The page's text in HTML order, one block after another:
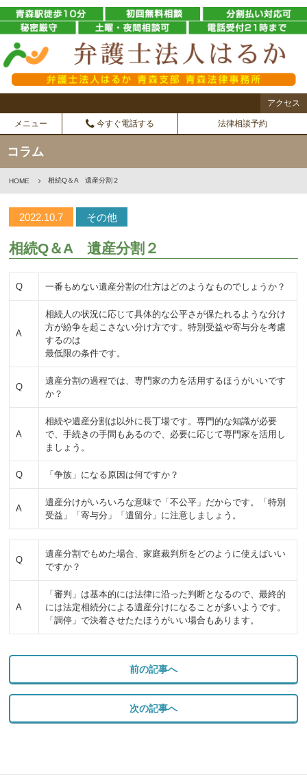
アクセス
メニュー 今すぐ電話する 法律相談予約
コラム
HOME 相続Q＆A 遺産分割２
2022.10.7 その他
相続Q＆A 遺産分割２
Q 一番もめない遺産分割の仕方はどのようなものでしょうか？
A
相続人の状況に応じて具体的な公平さが保たれるような分け
方が紛争を起こさない分け方です。特別受益や寄与分を考慮
するのは
最低限の条件です。
Q
遺産分割の過程では、専門家の力を活用するほうがいいです
か？
A
相続や遺産分割は以外に長丁場です。専門的な知識が必要
で、手続きの手間もあるので、必要に応じて専門家を活用し
ましょう。
Q 「争族」になる原因は何ですか？
A
遺産分けがいろいろな意味で「不公平」だからです。「特別
受益」「寄与分」「遺留分」に注意しましょう。
Q
遺産分割でもめた場合、家庭裁判所をどのように使えばいい
ですか？
A
「審判」は基本的には法律に沿った判断となるので、最終的
には法定相続分による遺産分けになることが多いようです。
「調停」で決着させたたほうがいい場合もあります。
前の記事へ
次の記事へ